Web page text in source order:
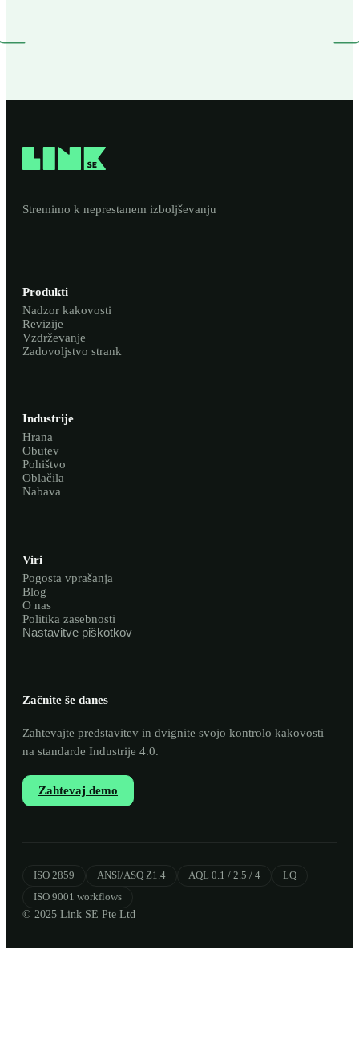
Stremimo k neprestanem izboljševanju
Produkti
Nadzor kakovosti
Revizije
Vzdrževanje
Zadovoljstvo strank
Industrije
Hrana
Obutev
Pohištvo
Oblačila
Nabava
Viri
Pogosta vprašanja
Blog
O nas
Politika zasebnosti
Nastavitve piškotkov
Začnite še danes
Zahtevajte predstavitev in dvignite svojo kontrolo kakovosti
na standarde Industrije 4.0.
Zahtevaj demo
ISO 2859 ANSI/ASQ Z1.4 AQL 0.1 / 2.5 / 4
LQ
ISO 9001 workflows
© 2025 Link SE Pte Ltd